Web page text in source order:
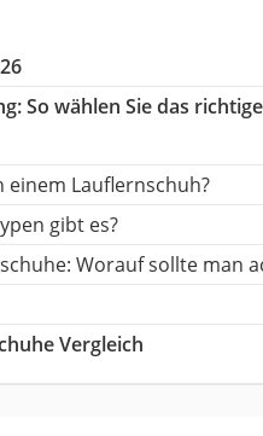
: So wählen Sie das
einem Lauflernschuh?
gibt es?
Worauf sollte man
Vergleich